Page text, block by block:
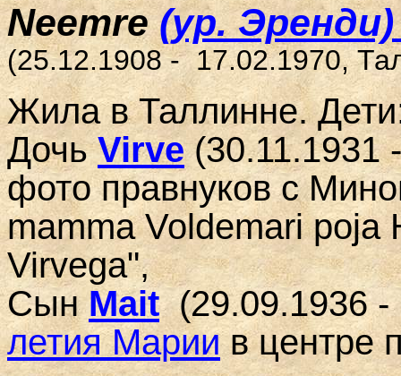
Neemre(ур.
(25.12.1908-17.02.1970,
Жила в Таллинне.
ДочьVirve(30.11.1931
фото правнуков с
mamma Voldemari poja
Virvega",
СынMait(29.09.1936 -
летия Мариив центре